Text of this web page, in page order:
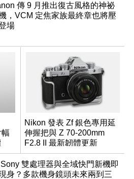
傳 9 月推出復古風格的神祕
，VCM 定焦家族最終章也將壓
場
Nikon 發表 Zf 銀色專用延
伸握把與 Z 70-200mm
F2.8 II 最新韌體更新
雙處理器與全域快門新機即
身？多款機身鏡頭未來兩到三